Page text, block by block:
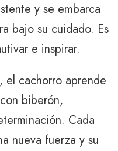
y se embarca
bajo su cuidado. Es
e inspirar.
el cachorro aprende
biberón,
Cada
nueva fuerza y ​​su